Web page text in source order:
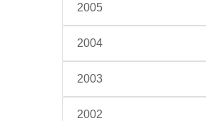
2005
2004
2003
2002